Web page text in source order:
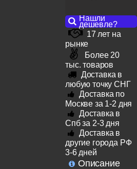
Нашли
дешевле?
17 лет на
рынке
Более 20
тыс. товаров
Доставка в
любую точку СНГ
Доставка по
Москве за 1-2 дня
Доставка в
Спб за 2-3 дня
Доставка в
другие города РФ
3-6 дней
Описание